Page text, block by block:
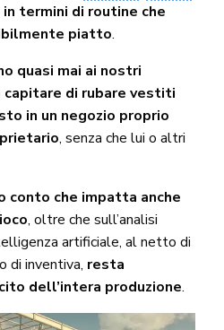
in termini di routine che
piatto.
quasi mai ai nostri
di rubare vestiti
in un negozio proprio
, senza che lui o altri
conto che impatta anche
, oltre che sull’analisi
artificiale, al netto di
di inventiva, resta
dell’intera produzione.